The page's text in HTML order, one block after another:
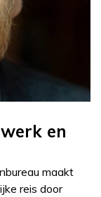
en
maakt
reis door